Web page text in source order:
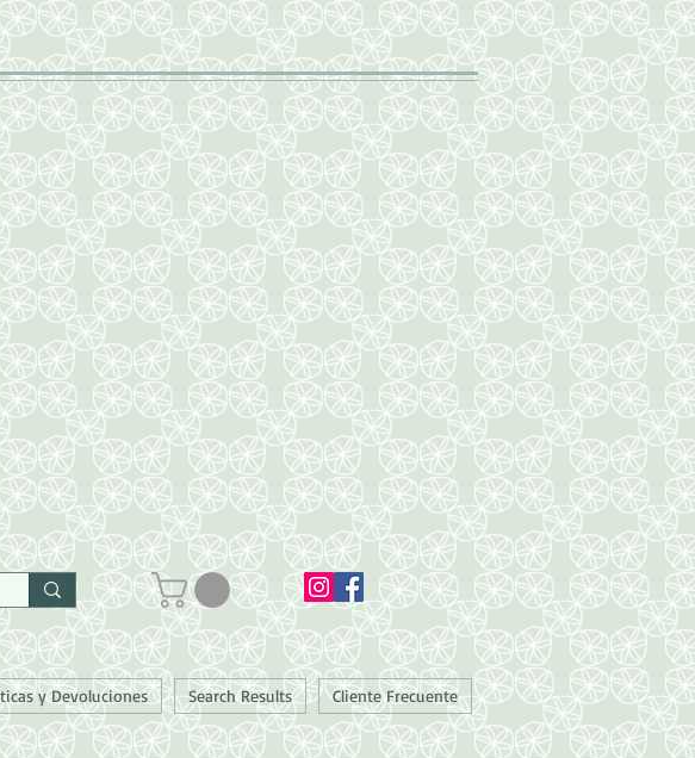
y Devoluciones Search Results Cliente Frecuente